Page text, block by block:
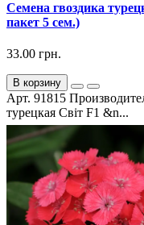
Семена гвоздика
пакет 5 сем.)
33.00 грн.
В корзину
Арт. 91815
турецкая Світ F1 &n...